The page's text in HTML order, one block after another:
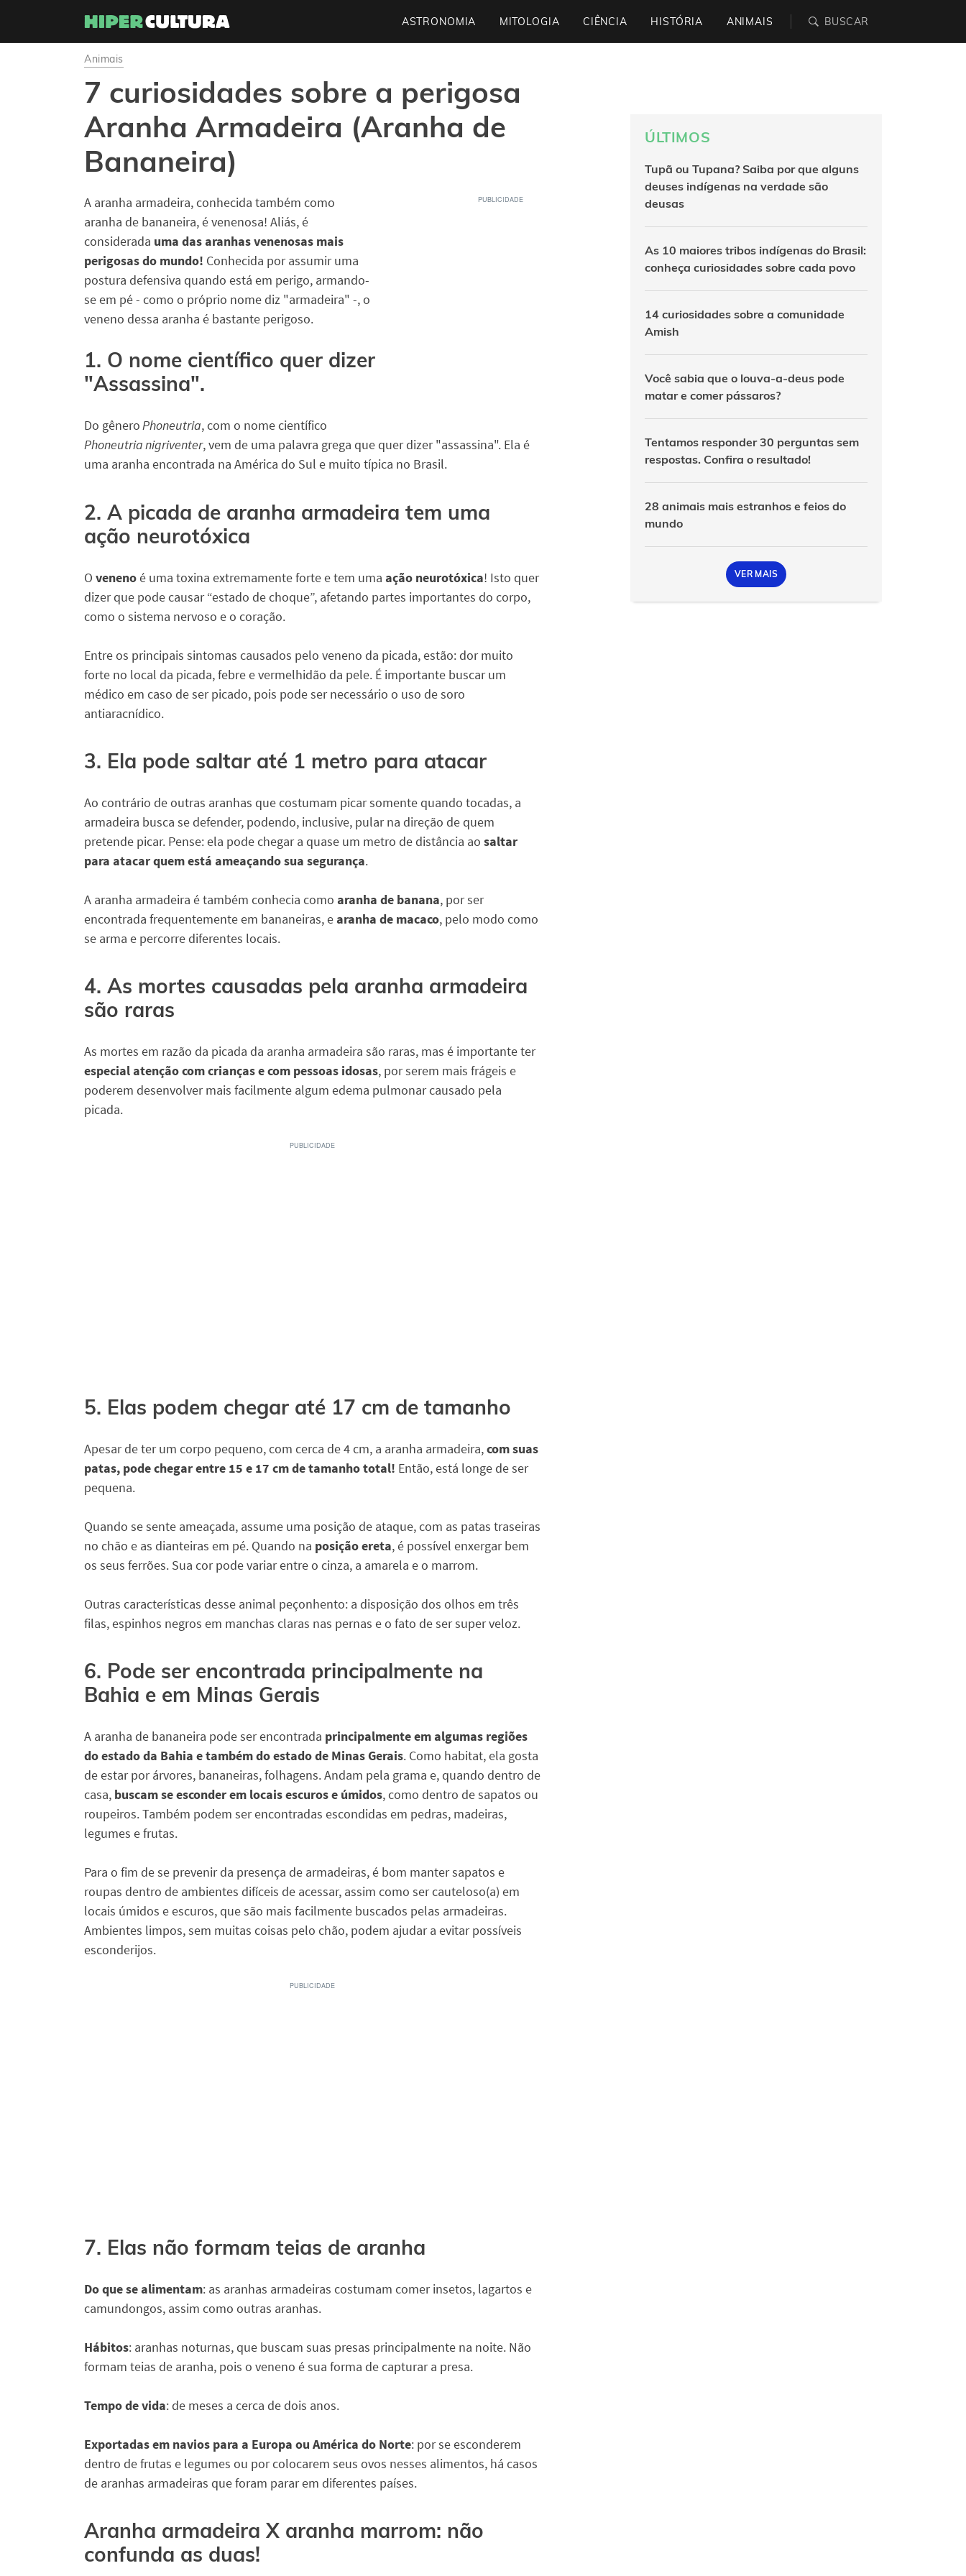
ASTRONOMIA MITOLOGIA CIÊNCIA HISTÓRIA ANIMAIS
Animais
7 curiosidades sobre a perigosa
Aranha Armadeira (Aranha de
Bananeira)
A aranha armadeira, conhecida também como
aranha de bananeira, é venenosa! Aliás, é
considerada uma das aranhas venenosas mais
perigosas do mundo! Conhecida por assumir uma
postura defensiva quando está em perigo, armando-
se em pé - como o próprio nome diz "armadeira" -, o
veneno dessa aranha é bastante perigoso.
1. O nome científico quer dizer
"Assassina".
Do gêneroPhoneutria, com o nome científico
Phoneutria nigriventer, vem de uma palavra grega que quer dizer "assassina". Ela é
uma aranha encontrada na América do Sul e muito típica no Brasil.
2. A picada de aranha armadeira tem uma
ação neurotóxica
O venenoé uma toxina extremamente forte e tem uma ação neurotóxica! Isto quer
dizer que pode causar “estado de choque”, afetando partes importantes do corpo,
como o sistema nervoso e o coração.
Entre os principais sintomas causados pelo veneno da picada, estão: dor muito
forte no local da picada, febre e vermelhidão da pele. É importante buscar um
médico em caso de ser picado, pois pode ser necessário o uso de soro
antiaracnídico.
3. Ela pode saltar até 1 metro para atacar
Ao contrário de outras aranhas que costumam picar somente quando tocadas, a
armadeira busca se defender, podendo, inclusive, pular na direção de quem
pretende picar. Pense: ela pode chegar a quase um metro de distância ao saltar
para atacar quem está ameaçando sua segurança.
A aranha armadeira é também conhecia como aranha de banana, por ser
encontrada frequentemente em bananeiras, e aranha de macaco, pelo modo como
se arma e percorre diferentes locais.
4. As mortes causadas pela aranha armadeira
são raras
As mortes em razão da picada da aranha armadeira são raras, mas é importante ter
especial atenção com crianças e com pessoas idosas, por serem mais frágeis e
poderem desenvolver mais facilmente algum edema pulmonar causado pela
picada.
5. Elas podem chegar até 17 cm de tamanho
Apesar de ter um corpo pequeno, com cerca de 4 cm, a aranha armadeira,com suas
patas, pode chegar entre 15 e 17 cm de tamanho total! Então, está longe de ser
pequena.
Quando se sente ameaçada, assume uma posição de ataque, com as patas traseiras
no chão e as dianteiras em pé. Quando na posição ereta, é possível enxergar bem
os seus ferrões. Sua cor pode variar entre o cinza, a amarela e o marrom.
Outras características desse animal peçonhento: a disposição dos olhos em três
filas, espinhos negros em manchas claras nas pernas e o fato de ser super veloz.
6. Pode ser encontrada principalmente na
Bahia e em Minas Gerais
A aranha de bananeira pode ser encontrada principalmente em algumas regiões
do estado da Bahia e também do estado de Minas Gerais. Como habitat, ela gosta
de estar por árvores, bananeiras, folhagens. Andam pela grama e, quando dentro de
casa, buscam se esconder em locais escuros e úmidos, como dentro de sapatos ou
roupeiros. Também podem ser encontradas escondidas em pedras, madeiras,
legumes e frutas.
Para o fim de se prevenir da presença de armadeiras, é bom manter sapatos e
roupas dentro de ambientes difíceis de acessar, assim como ser cauteloso(a) em
locais úmidos e escuros, que são mais facilmente buscados pelas armadeiras.
Ambientes limpos, sem muitas coisas pelo chão, podem ajudar a evitar possíveis
esconderijos.
7. Elas não formam teias de aranha
Do que se alimentam: as aranhas armadeiras costumam comer insetos, lagartos e
camundongos, assim como outras aranhas.
Hábitos: aranhas noturnas, que buscam suas presas principalmente na noite. Não
formam teias de aranha, pois o veneno é sua forma de capturar a presa.
Tempo de vida: de meses a cerca de dois anos.
Exportadas em navios para a Europa ou América do Norte: por se esconderem
dentro de frutas e legumes ou por colocarem seus ovos nesses alimentos, há casos
de aranhas armadeiras que foram parar em diferentes países.
Aranha armadeira X aranha marrom: não
confunda as duas!
ÚLTIMOS
Tupã ou Tupana? Saiba por que alguns
deuses indígenas na verdade são
deusas
As 10 maiores tribos indígenas do Brasil:
conheça curiosidades sobre cada povo
14 curiosidades sobre a comunidade
Amish
Você sabia que o louva-a-deus pode
matar e comer pássaros?
Tentamos responder 30 perguntas sem
respostas. Confira o resultado!
28 animais mais estranhos e feios do
mundo
VER MAIS